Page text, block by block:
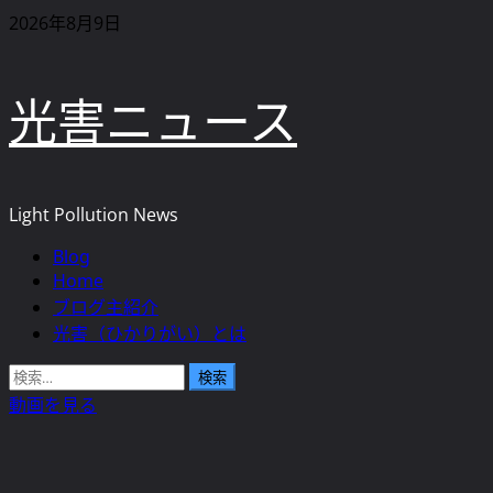
内
ス
キ
ッ
2026年8月9日
光害ニュース
Light Pollution News
ニ
ュ
ー
Blog
Home
ブログ主紹介
光害（ひかりがい）とは
検
索:
動画を見る